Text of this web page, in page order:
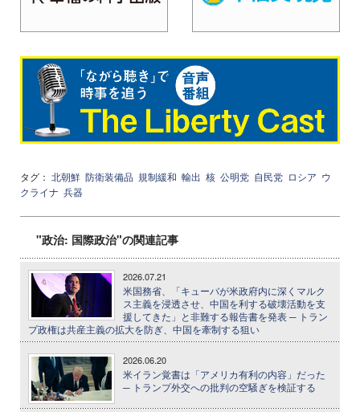
タグ： 北朝鮮 防衛装備品 規制緩和 輸出 核 公明党 自民党 ロシア ウ
クライナ 兵器
"政治: 国際政治"の関連記事
2026.07.21
米国務省、「キューバが米政府内に深くマルク
ス主義を浸透させ、中国を利する破壊活動を支
援してきた」と非難する報告書を発表 ─ トラン
プ政権は共産主義の拡大を防ぎ、中国を牽制する狙い
2026.06.20
米イラン覚書は「アメリカ有利の内容」だった
─ トランプ外交への批判の空騒ぎを検証する